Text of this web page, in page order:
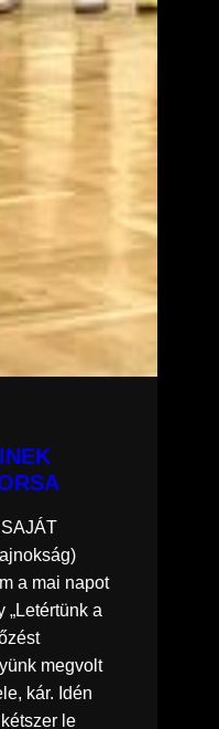
a mai napot
„Letértünk a
megvolt
kár. Idén
le